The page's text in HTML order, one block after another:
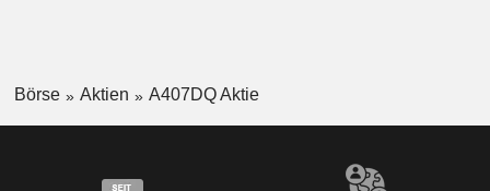
Börse Aktien A407DQ Aktie